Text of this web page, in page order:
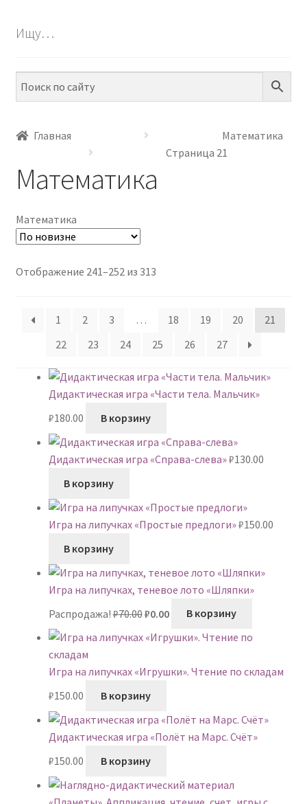
ПО НАВЫКАМ
АРТ СТУДИЯ
ИГРЫ НА ЛИПУЧКАХ
КОНТАКТЫ
Ищу…
Главная
Математика
Страница 21
Математика
Математика
Отображение 241–252 из 313Сортировка:
1
2 3 … 18 19 20
21
22
23 24 25 26 27
Дидактическая игра «Части тела. Мальчик»
₽180.00 В корзину
Дидактическая игра «Справа-слева»₽130.00
В корзину
Игра на липучках «Простые предлоги»₽150.00
В корзину
Игра на липучках, теневое лото «Шляпки»
Распродажа!₽70.00
составляла
₽0.00
₽0.00.
В корзину
Игра на липучках «Игрушки». Чтение по складам
₽150.00 В корзину
Дидактическая игра «Полёт на Марс. Счёт»
₽150.00 В корзину